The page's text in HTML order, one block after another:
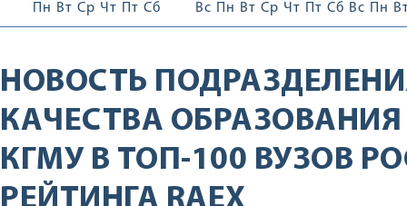
Пн Вт Ср Чт Пт Сб
Вс Пн Вт Ср Чт Пт Сб Вс Пн
НОВОСТЬ
КАЧЕСТВА ОБРАЗОВАНИЯ
КГМУ В ТОП-100 ВУЗОВ